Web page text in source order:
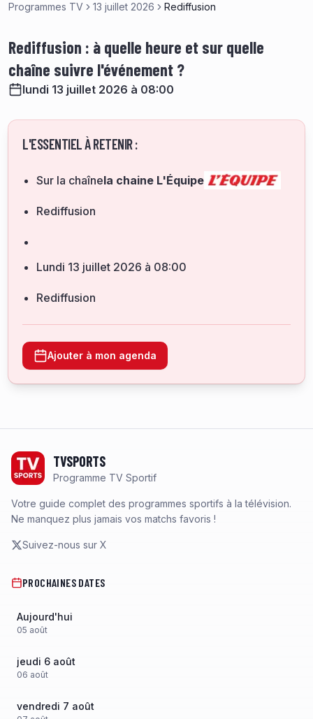
Programmes TV 13 juillet 2026 Rediffusion
Rediffusion : à quelle heure et sur quelle
chaîne suivre l'événement ?
lundi 13 juillet 2026 à 08:00
L'ESSENTIEL À RETENIR :
Sur la chaînela chaine L'Équipe
Rediffusion
lundi 13 juillet 2026 à 08:00
Rediffusion
Ajouter à mon agenda
TVSPORTS
Programme TV Sportif
Votre guide complet des programmes sportifs à la télévision.
Ne manquez plus jamais vos matchs favoris !
Suivez-nous sur X
PROCHAINES DATES
Aujourd'hui
05 août
jeudi 6 août
06 août
vendredi 7 août